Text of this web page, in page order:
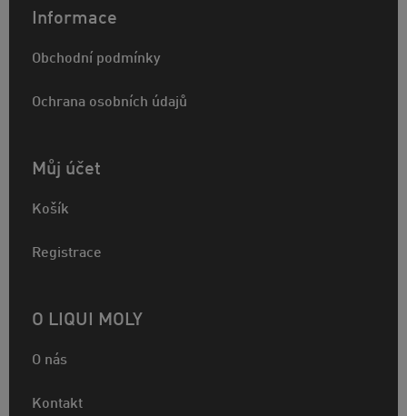
Informace
Obchodní podmínky
Ochrana osobních údajů
Můj účet
Košík
Registrace
O LIQUI MOLY
O nás
Kontakt